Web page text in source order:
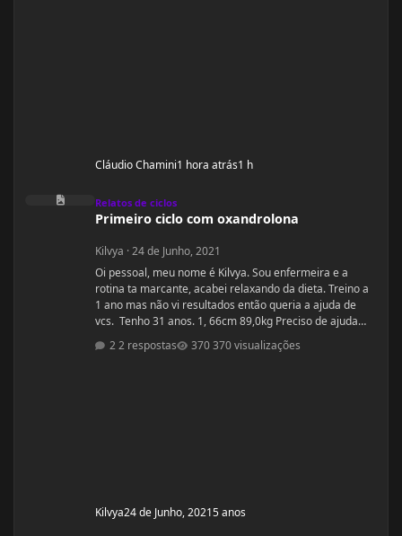
Cláudio Chamini1 hora atrás1 h
Primeiro ciclo com oxandrolona
Relatos de ciclos
Primeiro ciclo com oxandrolona
Kilvya ·24 de Junho, 2021
Oi pessoal, meu nome é Kilvya. Sou enfermeira e a
rotina ta marcante, acabei relaxando da dieta. Treino a
1 ano mas não vi resultados então queria a ajuda de
vcs. Tenho 31 anos. 1, 66cm 89,0kg Preciso de ajuda
começar junto com vcs do zero.
2 respostas 370 visualizações
Kilvya24 de Junho, 20215 anos